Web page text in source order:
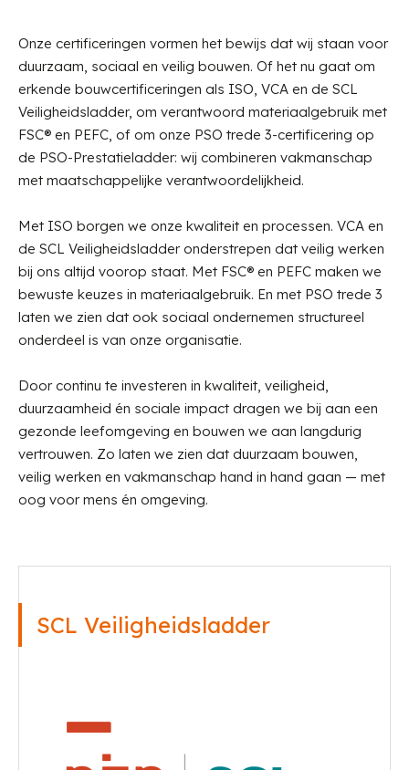
Onze certificeringen vormen het bewijs dat wij staan voor
duurzaam, sociaal en veilig bouwen. Of het nu gaat om
erkende bouwcertificeringen als ISO, VCA en de SCL
Veiligheidsladder, om verantwoord materiaalgebruik met
FSC® en PEFC, of om onze PSO trede 3-certificering op
de PSO-Prestatieladder: wij combineren vakmanschap
met maatschappelijke verantwoordelijkheid.
Met ISO borgen we onze kwaliteit en processen. VCA en
de SCL Veiligheidsladder onderstrepen dat veilig werken
bij ons altijd voorop staat. Met FSC® en PEFC maken we
bewuste keuzes in materiaalgebruik. En met PSO trede 3
laten we zien dat ook sociaal ondernemen structureel
onderdeel is van onze organisatie.
Door continu te investeren in kwaliteit, veiligheid,
duurzaamheid én sociale impact dragen we bij aan een
gezonde leefomgeving en bouwen we aan langdurig
vertrouwen. Zo laten we zien dat duurzaam bouwen,
veilig werken en vakmanschap hand in hand gaan — met
oog voor mens én omgeving.
SCL Veiligheidsladder